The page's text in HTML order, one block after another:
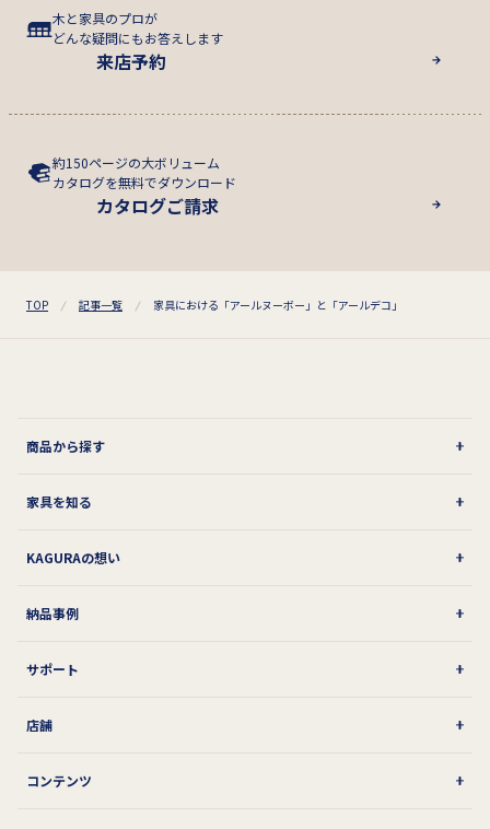
木と家具のプロが
どんな疑問にもお答えします
来店予約
約150ページの大ボリューム
カタログを無料でダウンロード
カタログご請求
TOP 記事一覧 家具における「アールヌーボー」と「アールデコ」
商品から探す
家具を知る
KAGURAの想い
納品事例
サポート
店舗
コンテンツ